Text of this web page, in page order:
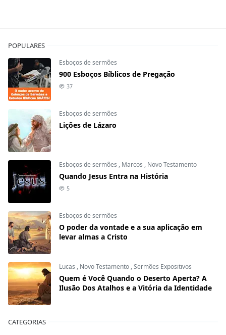
POPULARES
Esboços de sermões
900 Esboços Bíblicos de Pregação
37
Esboços de sermões
Lições de Lázaro
Esboços de sermões , Marcos , Novo Testamento
Quando Jesus Entra na História
5
Esboços de sermões
O poder da vontade e a sua aplicação em
levar almas a Cristo
Lucas , Novo Testamento ,Sermões Expositivos
Quem é Você Quando o Deserto Aperta? A
Ilusão Dos Atalhos e a Vitória da Identidade
CATEGORIAS